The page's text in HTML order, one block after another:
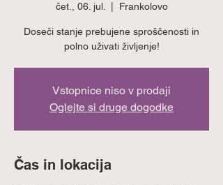
čet., 06. jul. Frankolovo
Doseči stanje prebujene sproščenosti in
polno uživati življenje!
Vstopnice niso v prodaji
Oglejte si druge dogodke
Čas in lokacija